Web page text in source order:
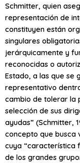
Schmitter, quien
representación de
constituyen están
singulares
jerárquicamente y
reconocidas o
Estado, a las que se
representativo
cambio de tolerar la
selección de sus
ayudas” (Schmitter,
concepto que busca
cuya “característica
de los grandes